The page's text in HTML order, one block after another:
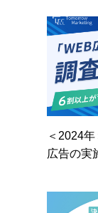
＜2024
広告の実